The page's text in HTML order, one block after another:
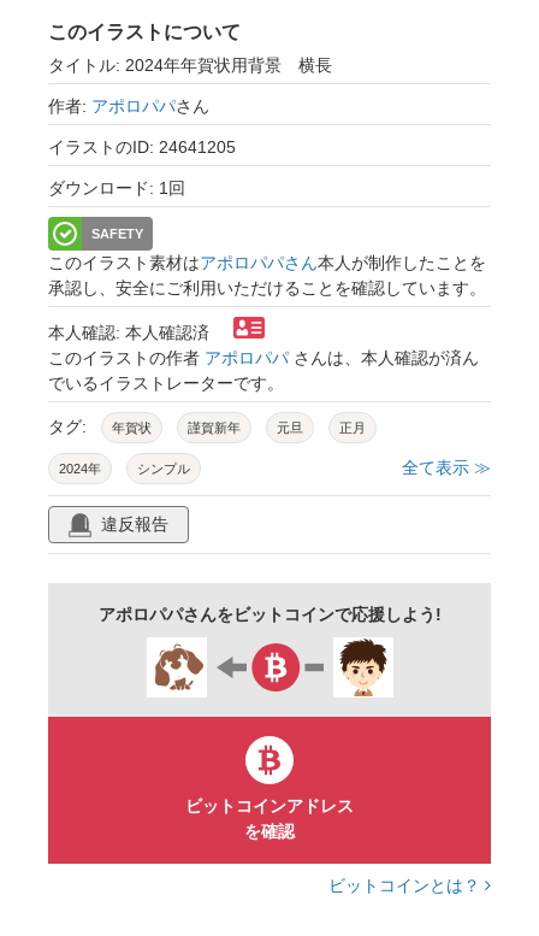
このイラストについて
タイトル: 2024年年賀状用背景 横長
作者: アポロパパさん
イラストのID: 24641205
ダウンロード: 1回
SAFETY
このイラスト素材はアポロパパさん本人が制作したことを
承認し、安全にご利用いただけることを確認しています。
本人確認: 本人確認済
このイラストの作者 アポロパパ さんは、本人確認が済ん
でいるイラストレーターです。
タグ: 年賀状 謹賀新年 元旦 正月
2024年 シンプル 全て表示 ≫
違反報告
アポロパパさんをビットコインで応援しよう!
ビットコインアドレス
を確認
ビットコインとは？